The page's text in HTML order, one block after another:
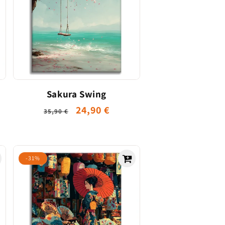
Sakura Swing
Prix
35,90 €
Prix
24,90 €
-31%